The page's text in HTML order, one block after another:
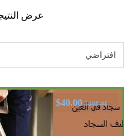
عرض
$100.00
$40.00